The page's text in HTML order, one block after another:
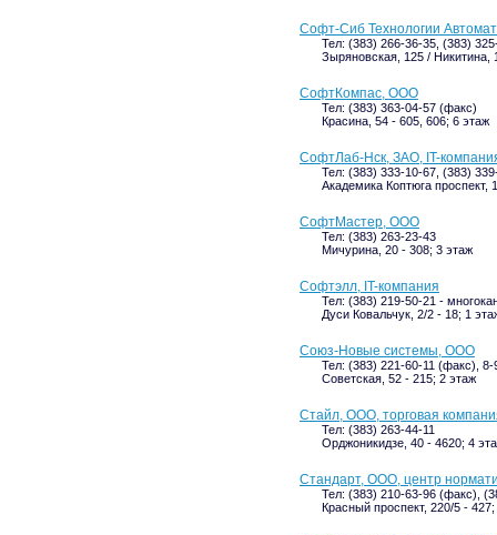
Софт-Сиб Технологии
Тел: (383) 266-36-35, (383)
Зыряновская, 125 / Никитина,
СофтКомпас, ООО
Тел: (383) 363-04-57 (факс)
Красина, 54 - 605, 606; 6 этаж
СофтЛаб-Нск, ЗАО, IT-
Тел: (383) 333-10-67, (383)
Академика Коптюга проспект,
СофтМастер, ООО
Тел: (383) 263-23-43
Мичурина, 20 - 308; 3 этаж
Софтэлл, IT-компания
Тел: (383) 219-50-21 -
Дуси Ковальчук, 2/2 - 18; 1
Союз-Новые системы, ООО
Тел: (383) 221-60-11 (факс), 8-
Советская, 52 - 215; 2 этаж
Стайл, ООО, торговая
Тел: (383) 263-44-11
Орджоникидзе, 40 - 4620; 4
Стандарт, ООО, центр
Тел: (383) 210-63-96 (факс),
Красный проспект, 220/5 -